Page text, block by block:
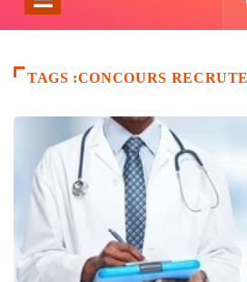
TAGS :CONCOURS